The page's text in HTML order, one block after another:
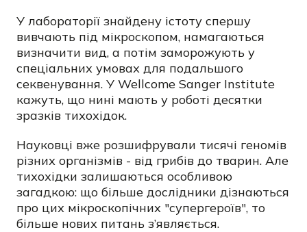
У лабораторії знайдену істоту спершу
вивчають під мікроскопом, намагаються
визначити вид, а потім заморожують у
спеціальних умовах для подальшого
секвенування. У Wellcome Sanger Institute
кажуть, що нині мають у роботі десятки
зразків тихохідок.
Науковці вже розшифрували тисячі геномів
різних організмів - від грибів до тварин. Але
тихохідки залишаються особливою
загадкою: що більше дослідники дізнаються
про цих мікроскопічних "супергероїв", то
більше нових питань з’являється.